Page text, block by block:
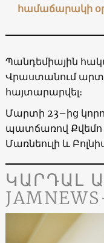
համաճարակի
Պանդեմիային
Վրաստանում
հայտարարվել։
Մարտի 23–ից
պատճառով Քվեմո
Մառնեուլի և
ԿԱՐԴԱԼ